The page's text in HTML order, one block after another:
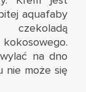
aquafaby
czekoladą
na dno
nie może się